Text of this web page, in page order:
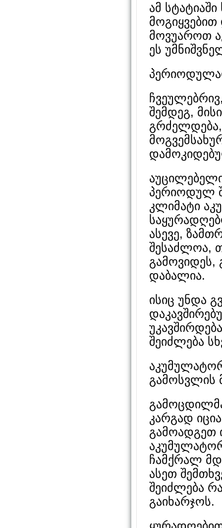
ამ
მოვუაროთ
ეს
შემდეგ,
პერიოდულ
კლიმატი
ასევე,
შესაძლოა,
გამოვიდეს,
დაბალია.
ისიც უნდა
შეიძლება
გამოსვლის
კარგად
გამოადგეთ
ჩამქრალ
ასეთ
შეიძლება
გაიხარჯოს.